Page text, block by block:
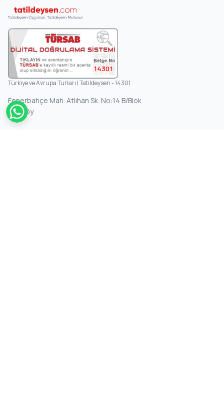
14301
Türkiye ve Avrupa Turları | Tatildeysen - 14301
Fenerbahçe Mah. Atlıhan Sk. No:14 B/Blok
Kadıköy